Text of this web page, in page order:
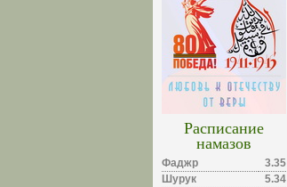
Расписание
намазов
Фаджр
3.35
Шурук
5.34